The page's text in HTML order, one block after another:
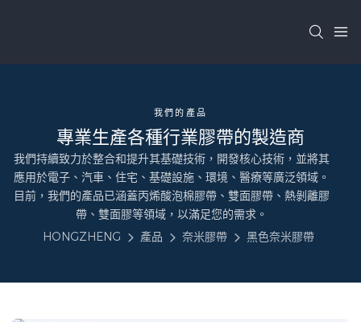
我們的產品
專業生產各種行業膠帶的製造商
我們持續致力於整合和提升其基礎技術，開發核心技術，並將其
應用於電子、汽車、住宅、基礎設施、環境、醫療等廣泛領域。
目前，我們的產品已涵蓋丙烯酸泡棉膠帶、雙面膠帶、熱剝離膠
帶、雙面膠等領域，以滿足您的需求。
HONGZHENG
產品 奈米膠帶 黑色奈米膠帶